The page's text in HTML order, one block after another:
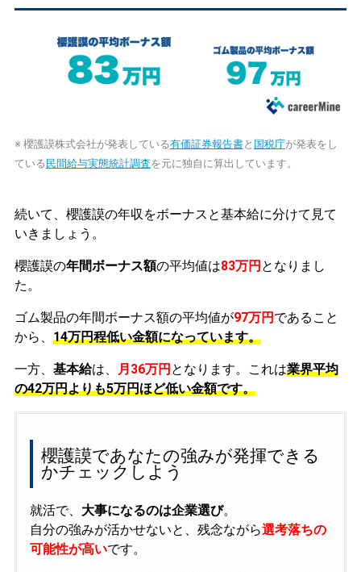
※ 櫻護謨株式会社が発表している有価証券報告書と 国税庁が発表をし
ている 民間給与実態統計調査を元に独自に算出しています。
続いて、櫻護謨の年収をボーナスと基本給に分けて見て
いきましょう。
櫻護謨の年間ボーナス額の平均値は83万円 となりまし
た。
ゴム製品の年間ボーナス額の平均値が97万円 であること
から、 14万円程低い金額になっています。
一方、 基本給は、 月36万円 となります。これは業界平均
の42万円よりも5万円ほど低い金額です。
櫻護謨であなたの強みが発揮できる
かチェックしよう
就活で、 大事になるのは企業選び。
自分の強みが活かせないと、残念ながら選考落ちの
可能性が高いです。